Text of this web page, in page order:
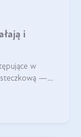
i
w
—